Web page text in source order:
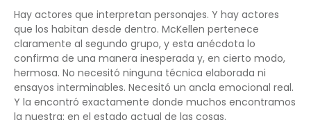
Hay actores que interpretan personajes. Y hay actores
que los habitan desde dentro. McKellen pertenece
claramente al segundo grupo, y esta anécdota lo
confirma de una manera inesperada y, en cierto modo,
hermosa. No necesitó ninguna técnica elaborada ni
ensayos interminables. Necesitó un ancla emocional real.
Y la encontró exactamente donde muchos encontramos
la nuestra: en el estado actual de las cosas.